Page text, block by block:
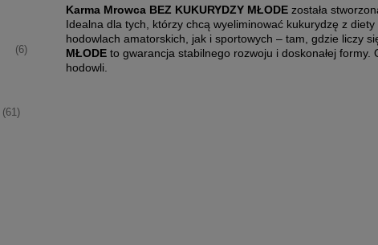
(6)
(61)
Karma Mrowca BEZ KUKURYDZY MŁODE została
Idealna dla tych, którzy chcą wyeliminować kukurydzę z
hodowlach amatorskich, jak i sportowych – tam, gdzie liczy
MŁODE to gwarancja stabilnego rozwoju i doskonałej
hodowli.